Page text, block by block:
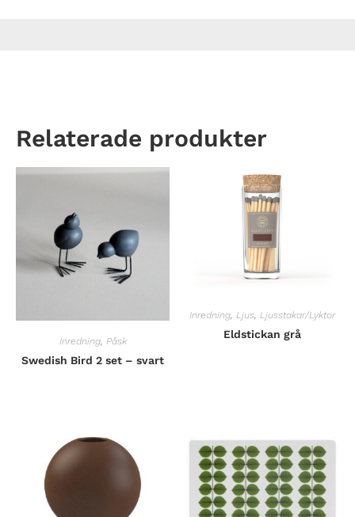
Relaterade produkter
Inredning, Påsk
Swedish Bird 2 set – svart
Inredning Ljus Ljusstakar/Lyktor
Eldstickan grå